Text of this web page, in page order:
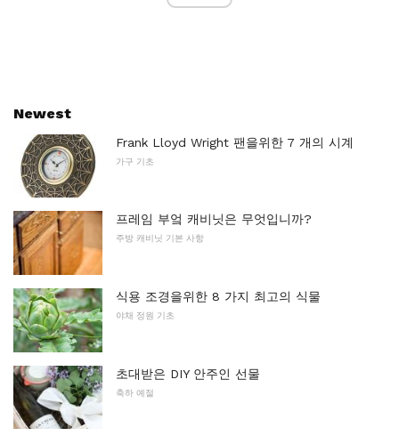
Newest
Frank Lloyd Wright 팬을위한 7 개의 시계
가구 기초
프레임 부엌 캐비닛은 무엇입니까?
주방 캐비닛 기본 사항
식용 조경을위한 8 가지 최고의 식물
야채 정원 기초
초대받은 DIY 안주인 선물
축하 예절